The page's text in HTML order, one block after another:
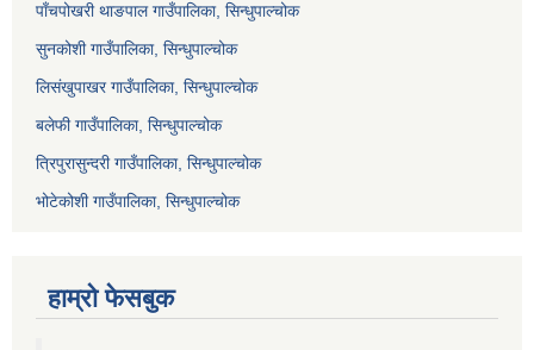
पाँचपोखरी थाङपाल गाउँपालिका, सिन्धुपाल्चोक
सुनकोशी गाउँपालिका, सिन्धुपाल्चोक
लिसंखुपाखर गाउँपालिका, सिन्धुपाल्चोक
बलेफी गाउँपालिका, सिन्धुपाल्चोक
त्रिपुरासुन्दरी गाउँपालिका, सिन्धुपाल्चोक
भोटेकोशी गाउँपालिका, सिन्धुपाल्चोक
हाम्रो फेसबुक